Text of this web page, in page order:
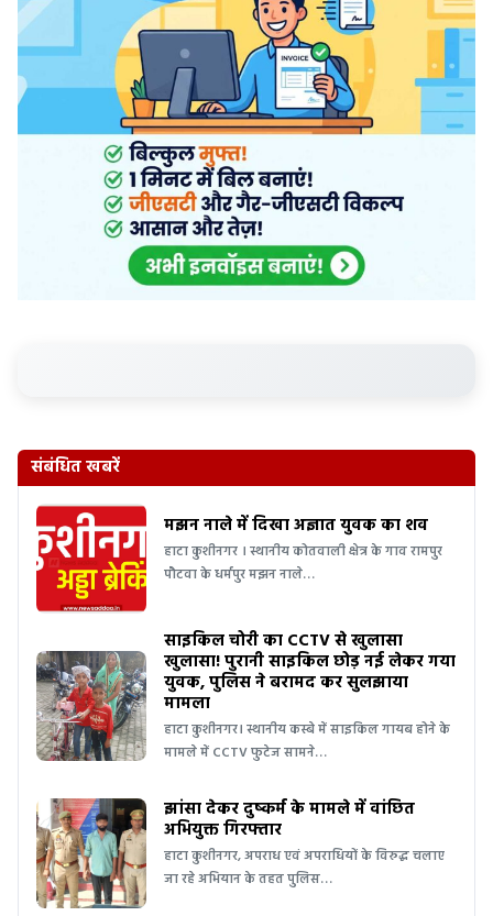
संबंधित खबरें
मझन नाले में दिखा अज्ञात युवक का शव
हाटा कुशीनगर । स्थानीय कोतवाली क्षेत्र के गाव रामपुर
पौटवा के धर्मपुर मझन नाले…
साइकिल चोरी का CCTV से खुलासा
खुलासा! पुरानी साइकिल छोड़ नई लेकर गया
युवक, पुलिस ने बरामद कर सुलझाया
मामला
हाटा कुशीनगर। स्थानीय कस्बे में साइकिल गायब होने के
मामले में CCTV फुटेज सामने…
झांसा देकर दुष्कर्म के मामले में वांछित
अभियुक्त गिरफ्तार
हाटा कुशीनगर, अपराध एवं अपराधियों के विरुद्ध चलाए
जा रहे अभियान के तहत पुलिस…